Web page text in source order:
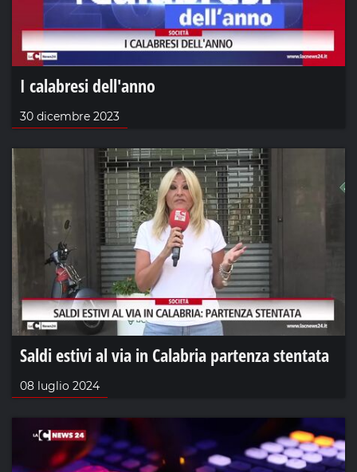
I calabresi dell'anno
30 dicembre 2023
Saldi estivi al via in Calabria partenza stentata
08 luglio 2024